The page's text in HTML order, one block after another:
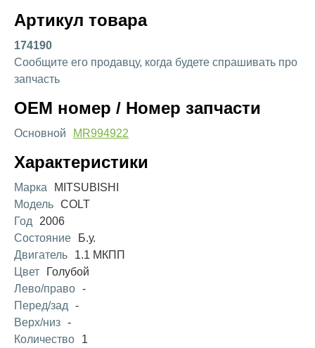
Артикул товара
174190
Сообщите его продавцу, когда будете спрашивать про
запчасть
OEM номер / Номер запчасти
Основной MR994922
Характеристики
Марка
MITSUBISHI
Модель COLT
Год
2006
Состояние
Б.у.
Двигатель
1.1 МКПП
Цвет
Голубой
Лево/право -
Перед/зад
-
Верх/низ -
Количество
1